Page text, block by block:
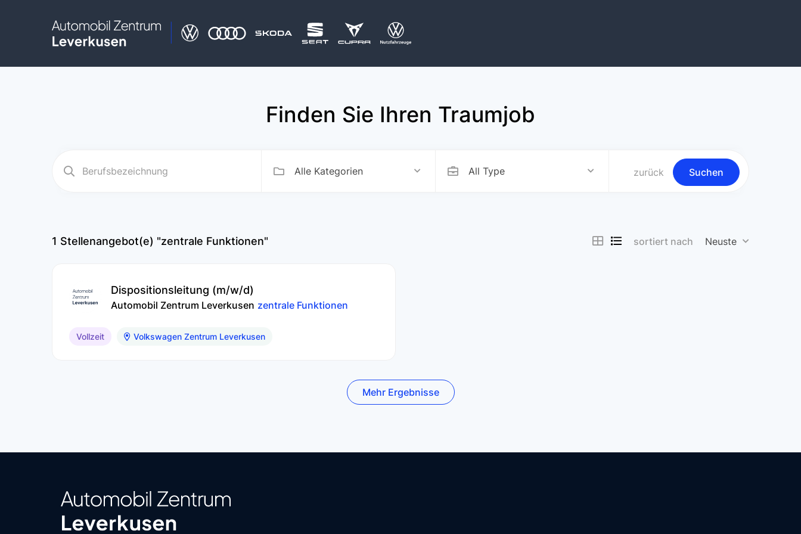
Finden Sie Ihren Traumjob
Alle Kategorien All Type zurück Suchen
1 Stellenangebot(e) "zentrale Funktionen" sortiert nach Neuste
Dispositionsleitung (m/w/d)
Automobil Zentrum Leverkusen zentrale Funktionen
Vollzeit Volkswagen Zentrum Leverkusen
Mehr Ergebnisse